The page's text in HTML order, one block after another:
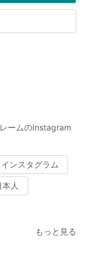
ームのInstagram
インスタグラム
本人
もっと見る